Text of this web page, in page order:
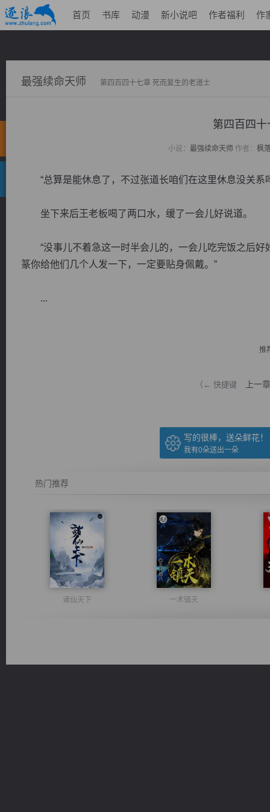
首页 书库 动漫 新小说吧 作者福利 作
最强续命天师 第四百四十七章 死而复生的老道士
第四百四
小说： 最强续命天师 作者： 枫
“总算是能休息了，不过张道长咱们在这里休息没关系
坐下来后王老板喝了两口水，缓了一会儿好说道。
“没事儿不着急这一时半会儿的，一会儿吃完饭之后好
篆你给他们几个人发一下，一定要贴身佩戴。”
...
推
（← 快捷键 上一章
写的很棒，送朵鲜花！
我有0朵送出一朵
热门推荐
诸仙天下 一术镇天